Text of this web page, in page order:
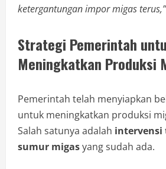
ketergantungan impor migas terus,”
Strategi Pemerintah
Meningkatkan Produksi
Pemerintah telah menyiapkan
untuk meningkatkan produksi
Salah satunya adalah intervensi
sumur migasyang sudah ada.